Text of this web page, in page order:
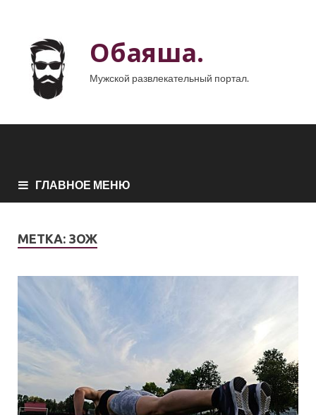
Обаяша.
Мужской развлекательный портал.
ГЛАВНОЕ МЕНЮ
МЕТКА: ЗОЖ